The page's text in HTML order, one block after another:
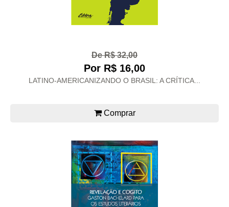
De R$ 32,00
Por R$ 16,00
LATINO-AMERICANIZANDO O BRASIL: A CRÍTICA...
Comprar